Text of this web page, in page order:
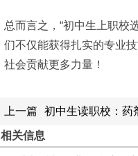
总而言之，“初中生上职校
们不仅能获得扎实的专业
社会贡献更多力量！
上一篇 初中生读职校：药
相关信息